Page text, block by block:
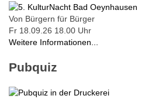
Von Bürgern für Bürger
Fr 18.09.26 18.00 Uhr
Weitere Informationen...
Pubquiz